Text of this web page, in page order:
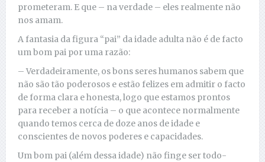
prometeram. E que – na verdade – eles realmente não
nos amam.
A fantasia da figura “pai” da idade adulta não é de facto
um bom pai por uma razão:
– Verdadeiramente, os bons seres humanos sabem que
não são tão poderosos e estão felizes em admitir o facto
de forma clara e honesta, logo que estamos prontos
para receber a notícia – o que acontece normalmente
quando temos cerca de doze anos de idade e
conscientes de novos poderes e capacidades.
Um bom pai (além dessa idade) não finge ser todo-